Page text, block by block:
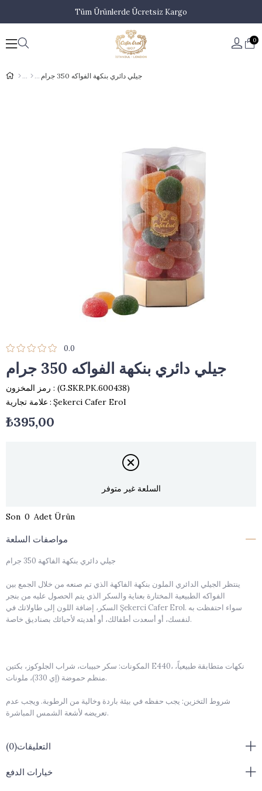
Tüm Ürünlerde Ücretsiz Kargo
0
جيلي دائري بنكهة الفواكه 350 جرام
0.0
جيلي دائري بنكهة الفواكه 350 جرام
رمز المخزون
(G.SKR.PK.600438)
علامة تجارية : Şekerci Cafer Erol
₺395,00
السلعة غير متوفر
0
مواصفات السلعة
جيلي دائري بنكهة الفاكهة 350 جرام
ينتظر الجيلي الدائري الملون بنكهة الفاكهة الذي تم صنعه من خلال الجمع بين
الفواكه الطبيعية المختارة بعناية والسكر الذي يتم الحصول عليه من بنجر
السكر، إضافة اللون إلى طاولاتك في Şekerci Cafer Erol. سواء احتفظت به
لنفسك، أو أسعدت أطفالك، أو أهديته لأحبائك بصناديق خاصة.
المكونات: سكر حبيبات، شراب الجلوكوز، بكتين E440، نكهات متطابقة طبيعياً،
منظم حموضة (إي 330)، ملونات.
شروط التخزين: يجب حفظه في بيئة باردة وخالية من الرطوبة. ويجب عدم
تعريضه لأشعة الشمس المباشرة.
فتحه.
التعليقات(0)
خيارات الدفع